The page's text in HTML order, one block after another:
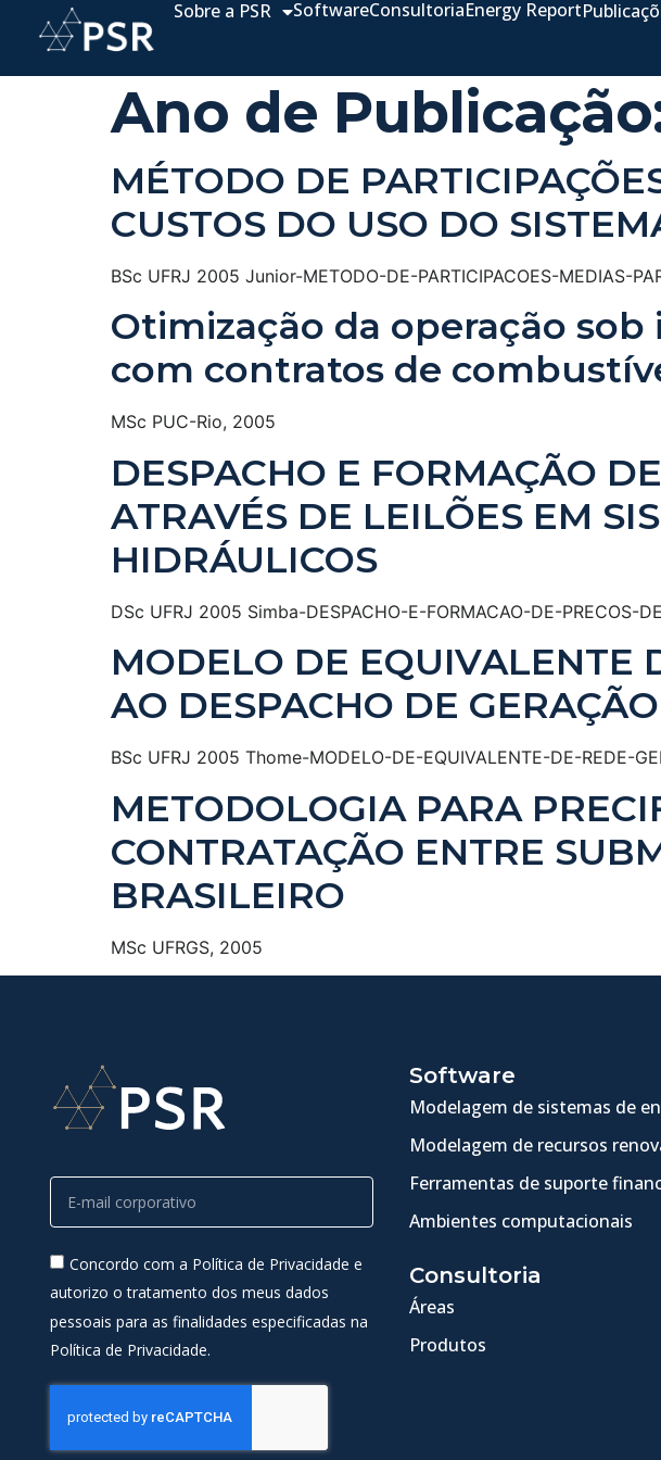
Sobre a PSR SoftwareConsultoriaEnergy Report
Ano de
MÉTODO DE
CUSTOS DO USO DO
BSc UFRJ 2005 Junior-METODO-DE-PARTICIPACOES-MEDIAS-
Otimização da operação
com contratos de
MSc PUC-Rio, 2005
DESPACHO E FORMAÇÃO
ATRAVÉS DE LEILÕES EM
HIDRÁULICOS
DSc UFRJ 2005 Simba-DESPACHO-E-FORMACAO-DE-PRECOS-
MODELO DE EQUIVALENTE
AO DESPACHO DE
BSc UFRJ 2005 Thome-MODELO-DE-EQUIVALENTE-DE-REDE-
METODOLOGIA PARA
CONTRATAÇÃO ENTRE
BRASILEIRO
MSc UFRGS, 2005
Concordo com a Política de Privacidade e
autorizo o tratamento dos meus dados
pessoais para as finalidades especificadas na
Política de Privacidade.
Software
Modelagem de sistemas de
Modelagem de recursos
Ferramentas de suporte
Ambientes computacionais
Consultoria
Áreas
Produtos